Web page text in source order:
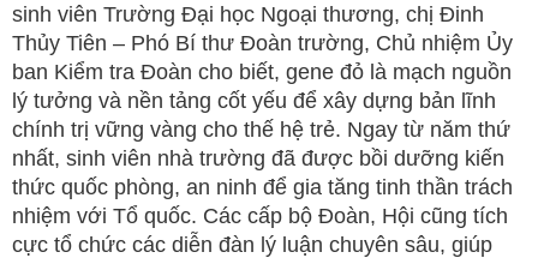
sinh viên Trường Đại học Ngoại thương, chị Đinh
Thủy Tiên – Phó Bí thư Đoàn trường, Chủ nhiệm Ủy
ban Kiểm tra Đoàn cho biết, gene đỏ là mạch nguồn
lý tưởng và nền tảng cốt yếu để xây dựng bản lĩnh
chính trị vững vàng cho thế hệ trẻ. Ngay từ năm thứ
nhất, sinh viên nhà trường đã được bồi dưỡng kiến
thức quốc phòng, an ninh để gia tăng tinh thần trách
nhiệm với Tổ quốc. Các cấp bộ Đoàn, Hội cũng tích
cực tổ chức các diễn đàn lý luận chuyên sâu, giúp